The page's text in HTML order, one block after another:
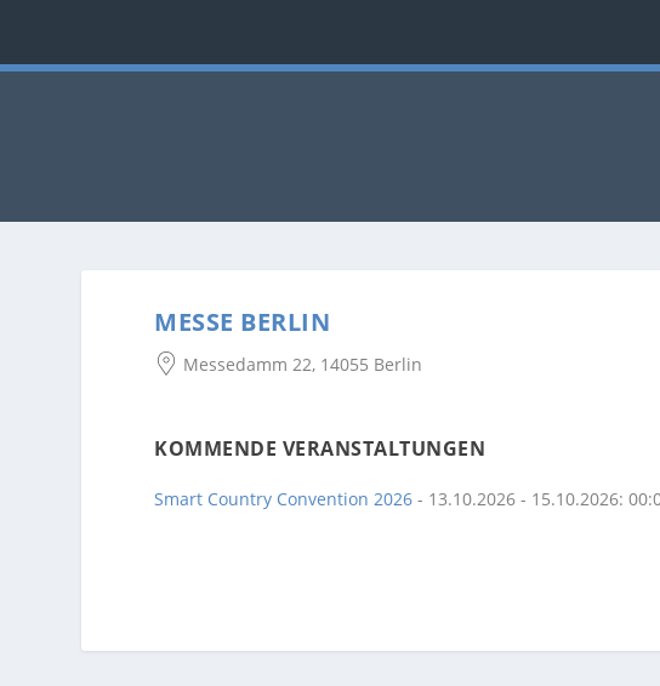
MESSE BERLIN
Messedamm 22, 14055 Berlin
KOMMENDE VERANSTALTUNGEN
Smart Country Convention 2026 - 13.10.2026 - 15.10.2026: